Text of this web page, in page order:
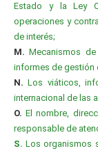
Estado y la Ley
operaciones y
de interés;
M. Mecanismos
informes de gestión
N. Los viáticos,
internacional de las
O. El nombre,
responsable de
S. Los organismos